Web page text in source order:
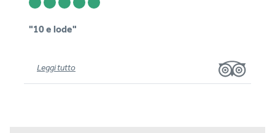
"10 e lode"
Leggi tutto